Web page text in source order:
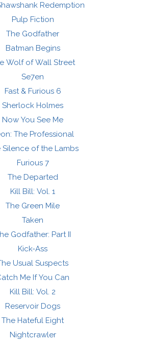
Redemption
Pulp Fiction
The Godfather
Batman Begins
Wolf of Wall Street
Se7en
Fast & Furious 6
Sherlock Holmes
Now You See Me
The Professional
Silence of the Lambs
Furious 7
The Departed
Kill Bill: Vol. 1
The Green Mile
Taken
Godfather: Part II
Kick-Ass
Usual Suspects
Me If You Can
Kill Bill: Vol. 2
Reservoir Dogs
The Hateful Eight
Nightcrawler